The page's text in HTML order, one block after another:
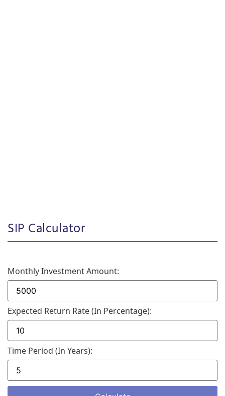
SIP Calculator
Monthly Investment Amount:
Expected Return Rate (in Percentage):
Time Period (in Years):